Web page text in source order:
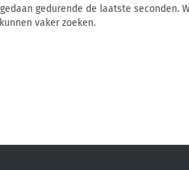
gedurende de laatste seconden.
vaker zoeken.